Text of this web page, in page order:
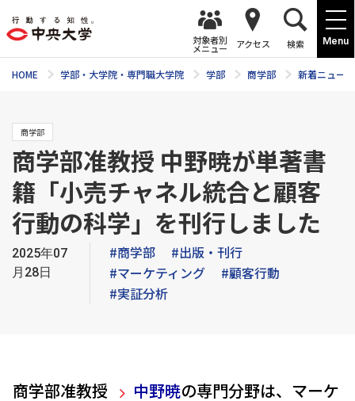
Menu
対象者別
メニュー アクセス 検索
HOME 学部・大学院・専門職大学院 学部 商学部 新着ニュース
商学部
商学部准教授 中野暁が単著書
籍「小売チャネル統合と顧客
行動の科学」を刊行しました
2025年07
月28日
#商学部
#出版・刊行
#マーケティング
#顧客行動
#実証分析
商学部准教授 中野暁の専門分野は、マーケ